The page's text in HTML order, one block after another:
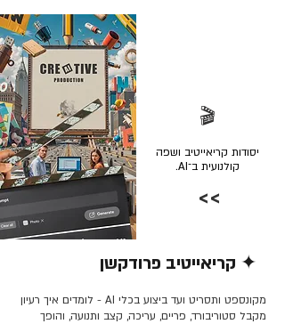
🎬
יסודות קריאייטיב ושפה
קולנועית ב־AI.
>>
✦ קריאייטיב פרודקשן
מקונספט ותסריט ועד ביצוע בכלי AI - לומדים איך רעיון
מקבל סטוריבורד, פריים, עריכה, קצב ותנועה, והופך